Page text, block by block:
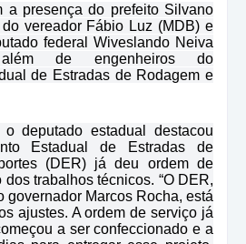
a presença do prefeito Silvano
vereador Fábio Luz (MDB) e
federal Wiveslando Neiva
de engenheiros do
de Estradas de Rodagem e
deputado estadual destacou
Estadual de Estradas de
(DER) já deu ordem de
trabalhos técnicos. “O DER,
governador Marcos Rocha, está
ajustes. A ordem de serviço já
a ser confeccionado e a